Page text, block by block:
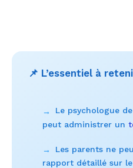
📌 L’essentiel à
→
Le psychologue
peut administrer un
→
Les parents ne
rapport détaillé sur le